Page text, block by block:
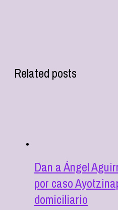
Related posts
Dan a Ángel
por caso
domiciliario